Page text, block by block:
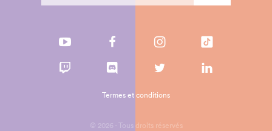
© 2026 - Tous droits réservés
Termes et conditions